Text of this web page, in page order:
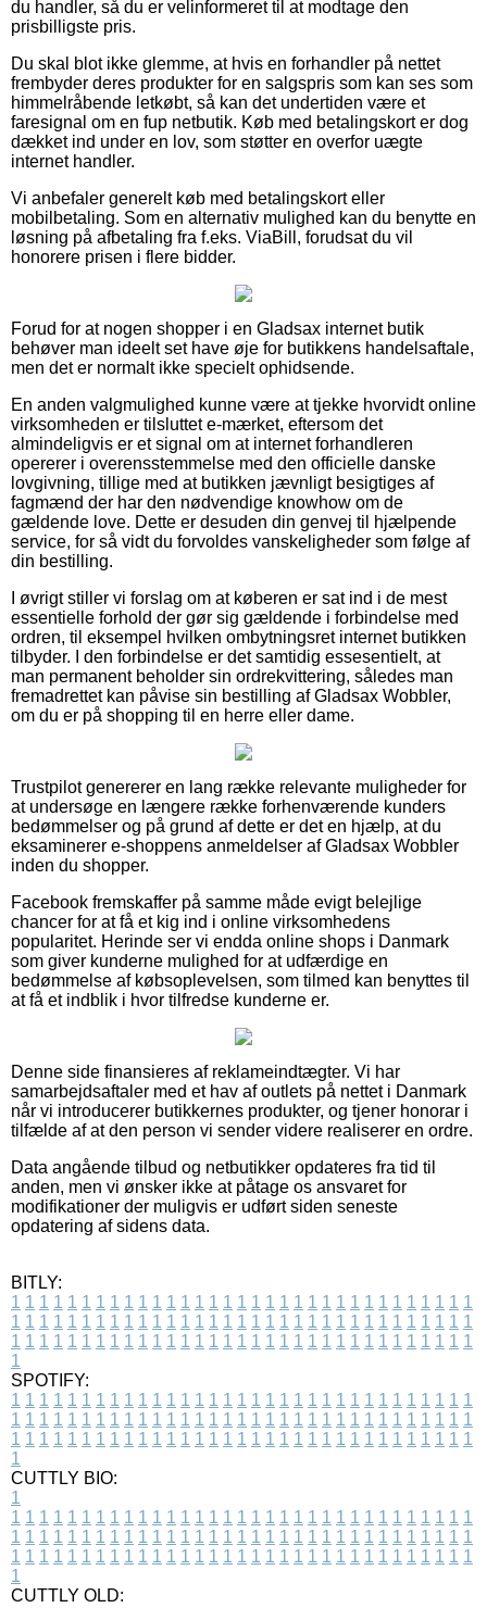
du handler, så du er velinformeret til at modtage den
prisbilligste pris.
Du skal blot ikke glemme, at hvis en forhandler på nettet
frembyder deres produkter for en salgspris som kan ses som
himmelråbende letkøbt, så kan det undertiden være et
faresignal om en fup netbutik. Køb med betalingskort er dog
dækket ind under en lov, som støtter en overfor uægte
internet handler.
Vi anbefaler generelt køb med betalingskort eller
mobilbetaling. Som en alternativ mulighed kan du benytte en
løsning på afbetaling fra f.eks. ViaBill, forudsat du vil
honorere prisen i flere bidder.
Forud for at nogen shopper i en Gladsax internet butik
behøver man ideelt set have øje for butikkens handelsaftale,
men det er normalt ikke specielt ophidsende.
En anden valgmulighed kunne være at tjekke hvorvidt online
virksomheden er tilsluttet e-mærket, eftersom det
almindeligvis er et signal om at internet forhandleren
opererer i overensstemmelse med den officielle danske
lovgivning, tillige med at butikken jævnligt besigtiges af
fagmænd der har den nødvendige knowhow om de
gældende love. Dette er desuden din genvej til hjælpende
service, for så vidt du forvoldes vanskeligheder som følge af
din bestilling.
I øvrigt stiller vi forslag om at køberen er sat ind i de mest
essentielle forhold der gør sig gældende i forbindelse med
ordren, til eksempel hvilken ombytningsret internet butikken
tilbyder. I den forbindelse er det samtidig essesentielt, at
man permanent beholder sin ordrekvittering, således man
fremadrettet kan påvise sin bestilling af Gladsax Wobbler,
om du er på shopping til en herre eller dame.
Trustpilot genererer en lang række relevante muligheder for
at undersøge en længere række forhenværende kunders
bedømmelser og på grund af dette er det en hjælp, at du
eksaminerer e-shoppens anmeldelser af Gladsax Wobbler
inden du shopper.
Facebook fremskaffer på samme måde evigt belejlige
chancer for at få et kig ind i online virksomhedens
popularitet. Herinde ser vi endda online shops i Danmark
som giver kunderne mulighed for at udfærdige en
bedømmelse af købsoplevelsen, som tilmed kan benyttes til
at få et indblik i hvor tilfredse kunderne er.
Denne side finansieres af reklameindtægter. Vi har
samarbejdsaftaler med et hav af outlets på nettet i Danmark
når vi introducerer butikkernes produkter, og tjener honorar i
tilfælde af at den person vi sender videre realiserer en ordre.
Data angående tilbud og netbutikker opdateres fra tid til
anden, men vi ønsker ikke at påtage os ansvaret for
modifikationer der muligvis er udført siden seneste
opdatering af sidens data.
BITLY:
1 1 1 1 1 1 1 1 1 1 1 1 1 1 1 1 1 1 1 1 1 1 1 1 1 1 1 1 1 1 1 1 1
1 1 1 1 1 1 1 1 1 1 1 1 1 1 1 1 1 1 1 1 1 1 1 1 1 1 1 1 1 1 1 1 1
1 1 1 1 1 1 1 1 1 1 1 1 1 1 1 1 1 1 1 1 1 1 1 1 1 1 1 1 1 1 1 1 1
1
SPOTIFY:
1 1 1 1 1 1 1 1 1 1 1 1 1 1 1 1 1 1 1 1 1 1 1 1 1 1 1 1 1 1 1 1 1
1 1 1 1 1 1 1 1 1 1 1 1 1 1 1 1 1 1 1 1 1 1 1 1 1 1 1 1 1 1 1 1 1
1 1 1 1 1 1 1 1 1 1 1 1 1 1 1 1 1 1 1 1 1 1 1 1 1 1 1 1 1 1 1 1 1
1
CUTTLY BIO:
1
1 1 1 1 1 1 1 1 1 1 1 1 1 1 1 1 1 1 1 1 1 1 1 1 1 1 1 1 1 1 1 1 1
1 1 1 1 1 1 1 1 1 1 1 1 1 1 1 1 1 1 1 1 1 1 1 1 1 1 1 1 1 1 1 1 1
1 1 1 1 1 1 1 1 1 1 1 1 1 1 1 1 1 1 1 1 1 1 1 1 1 1 1 1 1 1 1 1 1
1
CUTTLY OLD: